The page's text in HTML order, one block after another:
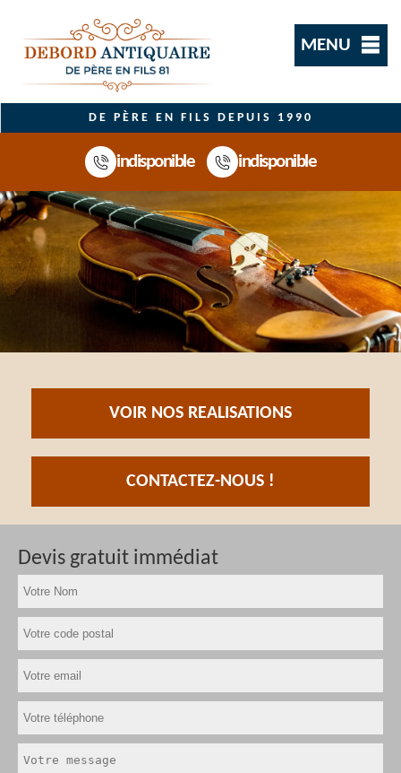
MENU
DE PÈRE EN FILS DEPUIS 1990
indisponible indisponible
VOIR NOS REALISATIONS
CONTACTEZ-NOUS !
Devis gratuit immédiat